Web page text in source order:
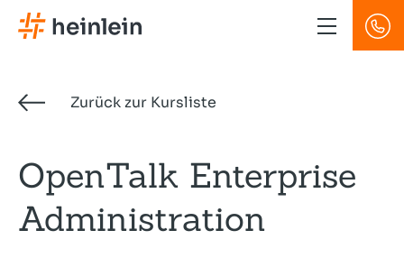
Direkt
zum
Zurück zur Kursliste
OpenTalk Enterprise
Administration